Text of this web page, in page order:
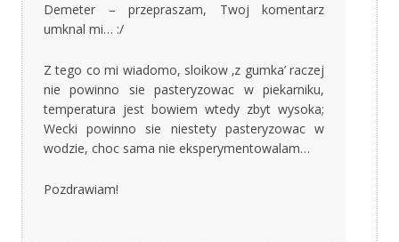
Demeter – przepraszam, Twoj komentarz
umknal mi… :/
Z tego co mi wiadomo, sloikow ‚z gumka’ raczej
nie powinno sie pasteryzowac w piekarniku,
temperatura jest bowiem wtedy zbyt wysoka;
Wecki powinno sie niestety pasteryzowac w
wodzie, choc sama nie eksperymentowalam…
Pozdrawiam!